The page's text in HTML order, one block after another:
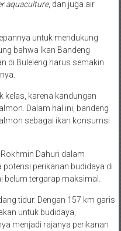
aquaculture, dan juga air
untuk mendukung
bahwa Ikan Bandeng
di Buleleng harus semakin
kelas, karena kandungan
Dalam hal ini, bandeng
sebagai ikan konsumsi
Dahuri dalam
perikanan budidaya di
belum tergarap maksimal.
tidur. Dengan 157 km garis
untuk budidaya,
menjadi rajanya perikanan